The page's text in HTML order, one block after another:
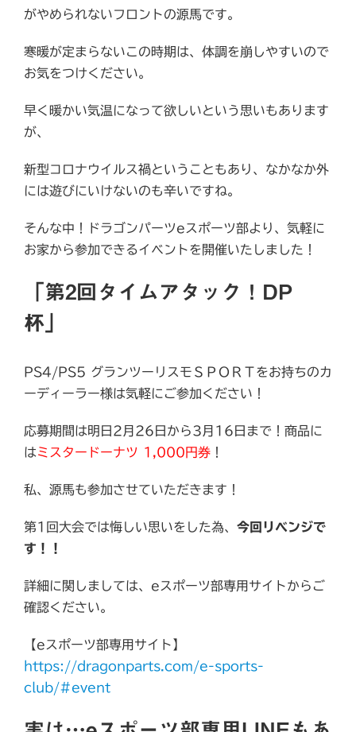
がやめられないフロントの源馬です。
寒暖が定まらないこの時期は、体調を崩しやすいので
お気をつけください。
早く暖かい気温になって欲しいという思いもあります
が、
新型コロナウイルス禍ということもあり、なかなか外
には遊びにいけないのも辛いですね。
そんな中！ドラゴンパーツeスポーツ部より、気軽に
お家から参加できるイベントを開催いたしました！
「第2回タイムアタック！DP
杯」
PS4/PS5 グランツーリスモＳＰＯＲＴをお持ちのカ
ーディーラー様は気軽にご参加ください！
応募期間は明日2月26日から3月16日まで！商品に
はミスタードーナツ 1,000円券！
私、源馬も参加させていただきます！
第1回大会では悔しい思いをした為、 今回リベンジで
す！！
詳細に関しましては、eスポーツ部専用サイトからご
確認ください。
【eスポーツ部専用サイト】
https://dragonparts.com/e-sports-
club/#event